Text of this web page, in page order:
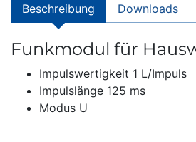
Beschreibung Downloads
Funkmodul für
Impulswertigkeit 1 L/Impuls
Impulslänge 125 ms
Modus U